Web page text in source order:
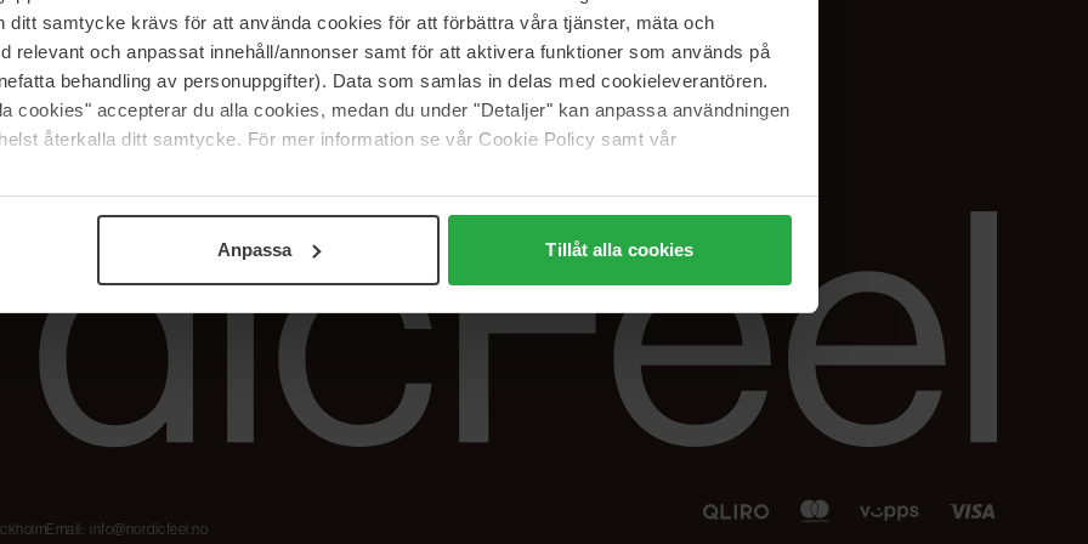
ditt samtycke krävs för att använda cookies för att förbättra våra tjänster, mäta och
relevant och anpassat innehåll/annonser samt för att aktivera funktioner som används på
behandling av personuppgifter). Data som samlas in delas med cookieleverantören.
cookies" accepterar du alla cookies, medan du under "Detaljer" kan anpassa användningen
återkalla ditt samtycke. För mer information se vår Cookie Policy samt vår
Anpassa Tillåt alla cookies
The Beauty Edit
Jobb hos oss
Samarbeidspartner
Spor bestillingen min
Retur og reklamasjon
Blush har blitt
Nordicfeel
Instagram
Linkedin
Email: info@nordicfeel.no